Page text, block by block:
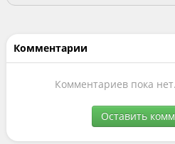
Комментарии
Комментариев пока
Оставить